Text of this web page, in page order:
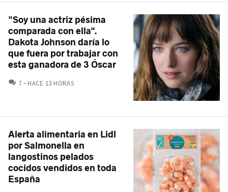
"Soy una actriz pésima
comparada con ella".
Dakota Johnson daría lo
que fuera por trabajar con
esta ganadora de 3 Óscar
7 COMENTARIOS
HACE 13 HORAS
Alerta alimentaria en Lidl
por Salmonella en
langostinos pelados
cocidos vendidos en toda
España